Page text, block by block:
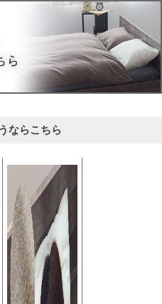
ならこちら